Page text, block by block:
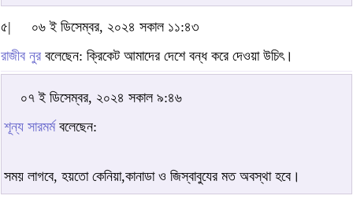
৫|
০৬ ই ডিসেম্বর, ২০২৪ সকাল ১১:৪৩
রাজীব নুর বলেছেন: ক্রিকেট আমাদের দেশে বন্ধ করে দেওয়া উচিৎ।
০৭ ই ডিসেম্বর, ২০২৪ সকাল ৯:৪৬
শূন্য সারমর্মবলেছেন:
সময় লাগবে, হয়তো কেনিয়া,কানাডা ও জিস্বাবুযের মত অবস্থা হবে।